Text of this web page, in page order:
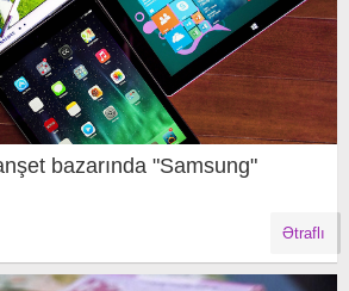
bazarında "Samsung"
Ətraflı